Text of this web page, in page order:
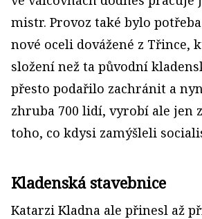
mistr. Provoz také bylo
nové oceli dovážené z Třince,
složení než ta původní
přesto podařilo zachránit a
zhruba 700 lidí, vyrobí ale jen
toho, co kdysi zamýšleli
Kladenská stavebnice
Katarzi Kladna ale přinesl až